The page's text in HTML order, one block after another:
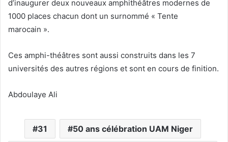
d’inaugurer deux nouveaux amphithéâtres modernes de
1000 places chacun dont un surnommé « Tente
marocain ».
Ces amphi-théâtres sont aussi construits dans les 7
universités des autres régions et sont en cours de finition.
Abdoulaye Ali
31 50 ans célébration UAM Niger